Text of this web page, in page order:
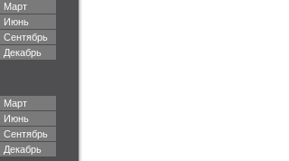
Март
Июнь
Сентябрь
Декабрь
Март
Июнь
Сентябрь
Декабрь